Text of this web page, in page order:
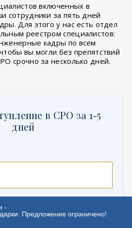
-
Предложение ограничено!
включенных в
сотрудники за пять дней
Для этого у нас есть отдел
реестром специалистов:
кадры по всем
вы могли без препятствий
срочно за несколько дней.
в СРО за 1-5
дней